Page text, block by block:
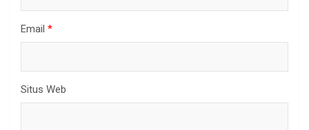
Email *
Situs Web